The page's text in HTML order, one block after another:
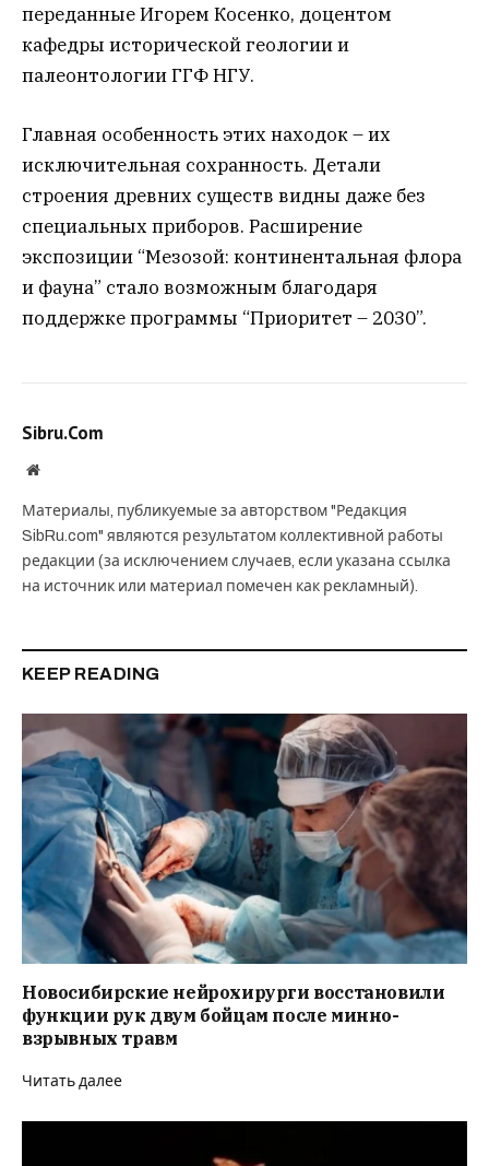
переданные Игорем Косенко, доцентом
кафедры исторической геологии и
палеонтологии ГГФ НГУ.
Главная особенность этих находок – их
исключительная сохранность. Детали
строения древних существ видны даже без
специальных приборов. Расширение
экспозиции “Мезозой: континентальная флора
и фауна” стало возможным благодаря
поддержке программы “Приоритет – 2030”.
Sibru.Com
Website
Материалы, публикуемые за авторством "Редакция
SibRu.com" являются результатом коллективной работы
редакции (за исключением случаев, если указана ссылка
на источник или материал помечен как рекламный).
KEEP READING
Новосибирские нейрохирурги восстановили
функции рук двум бойцам после минно-
взрывных травм
Читать далее